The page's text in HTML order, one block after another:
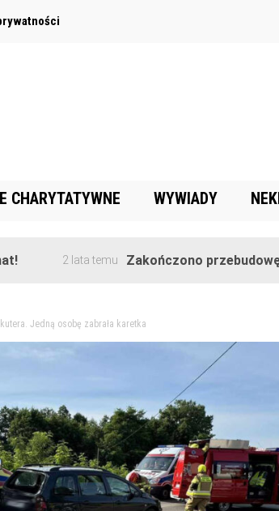
CHARYTATYWNE WYWIADY
2 lata temu Zakończono przebudowę ul.
Jedną osobę zabrała karetka